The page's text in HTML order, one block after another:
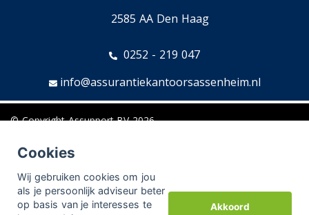
Cookies
Wij gebruiken cookies om jou
als je persoonlijk adviseur beter
op basis van je interesses te
Akkoord
2585 AA Den Haag
0252 - 219 047
info@assurantiekantoorsassenheim.nl
© CopyrightAssupport BV2026
Sitemap
Disclaimer